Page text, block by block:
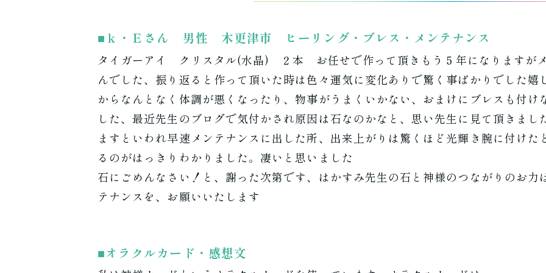
ｋ・Ｅさん 男性 木更津市 ヒーリング・ブレス・メンテナンス
タイガーアイ クリスタル(水晶) ２本 お任せで作って頂きもう５年になりますが
んでした、振り返ると作って頂いた時は色々運気に変化ありで驚く事ばかりでした
からなんとなく体調が悪くなったり、物事がうまくいかない、おまけにブレスも付
した、最近先生のブログで気付かされ原因は石なのかなと、思い先生に見て頂きま
ますといわれ早速メンテナンスに出した所、出来上がりは驚くほど光輝き腕に付け
るのがはっきりわかりました。凄いと思いました
石にごめんなさい！と、謝った次第です、はかすみ先生の石と神様のつながりのお
テナンスを、お願いいたします
オラクルカード・感想文